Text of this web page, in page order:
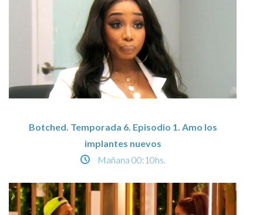
Botched. Temporada 6. Episodio 1. Amo los
implantes nuevos
Mañana 00:10hs.